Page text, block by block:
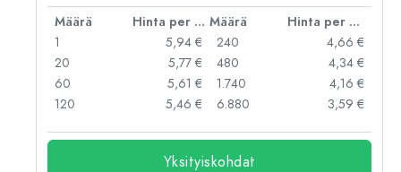
Määrä Hinta per kpl Määrä
Hinta per kpl
1
5,94 €
20
5,77 €
60
5,61 €
120
5,46 €
240
4,66 €
480
4,34 €
1.740
4,16 €
6.880
3,59 €
Yksityiskohdat